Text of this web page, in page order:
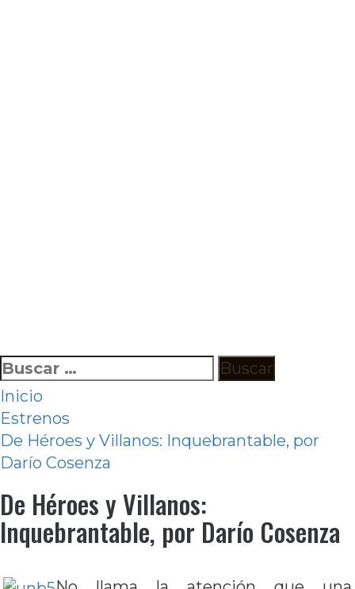
Ir
al
contenido
Buscar:
Inicio
Estrenos
De Héroes y Villanos: Inquebrantable, por
Darío Cosenza
De Héroes y Villanos:
Inquebrantable, por Darío Cosenza